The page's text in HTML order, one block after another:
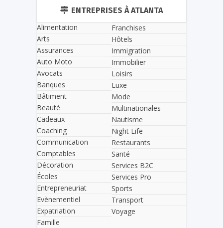
ENTREPRISES À ATLANTA
Alimentation
Arts
Assurances
Auto Moto
Avocats
Banques
Bâtiment
Beauté
Cadeaux
Coaching
Communication
Comptables
Décoration
Écoles
Entrepreneuriat
Evènementiel
Expatriation
Famille
Franchises
Hôtels
Immigration
Immobilier
Loisirs
Luxe
Mode
Multinationales
Nautisme
Night Life
Restaurants
Santé
Services B2C
Services Pro
Sports
Transport
Voyage